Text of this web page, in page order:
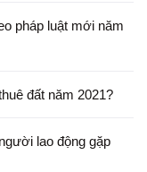
pháp luật mới năm
đất năm 2021?
lao động gặp